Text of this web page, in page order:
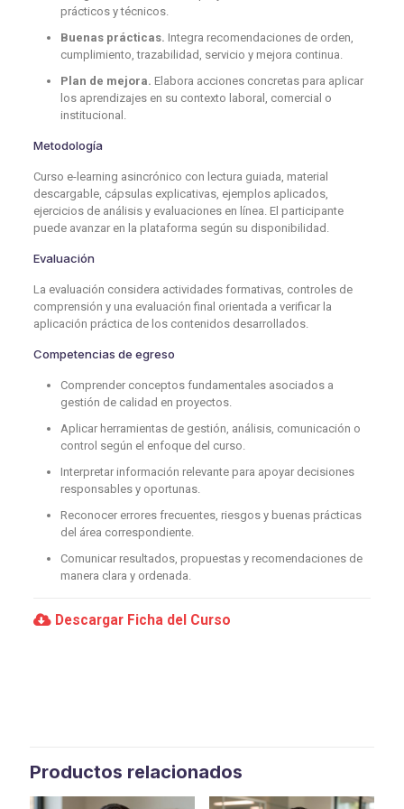
prácticos y técnicos.
Buenas prácticas. Integra recomendaciones de orden,
cumplimiento, trazabilidad, servicio y mejora continua.
Plan de mejora. Elabora acciones concretas para aplicar
los aprendizajes en su contexto laboral, comercial o
institucional.
Metodología
Curso e-learning asincrónico con lectura guiada, material
descargable, cápsulas explicativas, ejemplos aplicados,
ejercicios de análisis y evaluaciones en línea. El participante
puede avanzar en la plataforma según su disponibilidad.
Evaluación
La evaluación considera actividades formativas, controles de
comprensión y una evaluación final orientada a verificar la
aplicación práctica de los contenidos desarrollados.
Competencias de egreso
Comprender conceptos fundamentales asociados a
gestión de calidad en proyectos.
Aplicar herramientas de gestión, análisis, comunicación o
control según el enfoque del curso.
Interpretar información relevante para apoyar decisiones
responsables y oportunas.
Reconocer errores frecuentes, riesgos y buenas prácticas
del área correspondiente.
Comunicar resultados, propuestas y recomendaciones de
manera clara y ordenada.
Descargar Ficha del Curso
Productos relacionados